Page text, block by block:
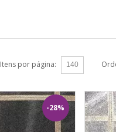
Itens por página:
-28%